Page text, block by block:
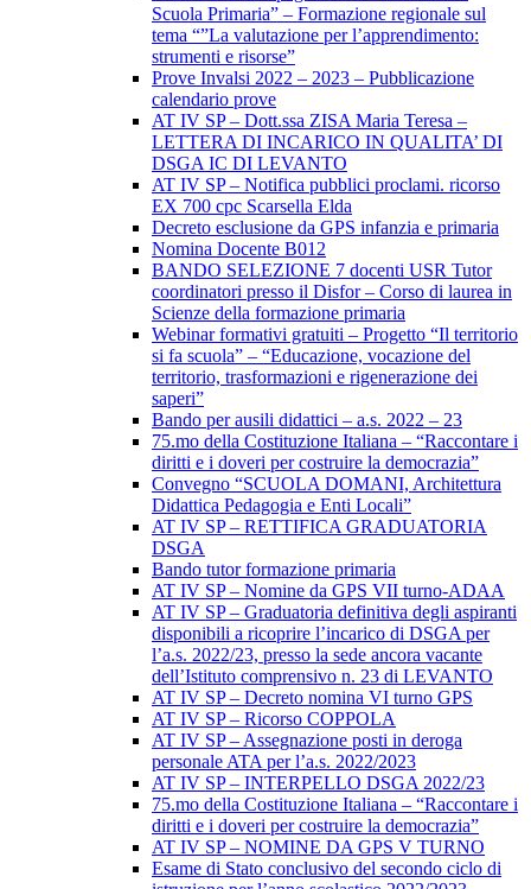
Scuola Primaria” – Formazione regionale sul
tema “”La valutazione per l’apprendimento:
strumenti e risorse”
Prove Invalsi 2022 – 2023 – Pubblicazione
calendario prove
AT IV SP – Dott.ssa ZISA Maria Teresa –
LETTERA DI INCARICO IN QUALITA’ DI
DSGA IC DI LEVANTO
AT IV SP – Notifica pubblici proclami. ricorso
EX 700 cpc Scarsella Elda
Decreto esclusione da GPS infanzia e primaria
Nomina Docente B012
BANDO SELEZIONE 7 docenti USR Tutor
coordinatori presso il Disfor – Corso di laurea in
Scienze della formazione primaria
Webinar formativi gratuiti – Progetto “Il territorio
si fa scuola” – “Educazione, vocazione del
territorio, trasformazioni e rigenerazione dei
saperi”
Bando per ausili didattici – a.s. 2022 – 23
75.mo della Costituzione Italiana – “Raccontare i
diritti e i doveri per costruire la democrazia”
Convegno “SCUOLA DOMANI, Architettura
Didattica Pedagogia e Enti Locali”
AT IV SP – RETTIFICA GRADUATORIA
DSGA
Bando tutor formazione primaria
AT IV SP – Nomine da GPS VII turno-ADAA
AT IV SP – Graduatoria definitiva degli aspiranti
disponibili a ricoprire l’incarico di DSGA per
l’a.s. 2022/23, presso la sede ancora vacante
dell’Istituto comprensivo n. 23 di LEVANTO
AT IV SP – Decreto nomina VI turno GPS
AT IV SP – Ricorso COPPOLA
AT IV SP – Assegnazione posti in deroga
personale ATA per l’a.s. 2022/2023
AT IV SP – INTERPELLO DSGA 2022/23
75.mo della Costituzione Italiana – “Raccontare i
diritti e i doveri per costruire la democrazia”
AT IV SP – NOMINE DA GPS V TURNO
Esame di Stato conclusivo del secondo ciclo di